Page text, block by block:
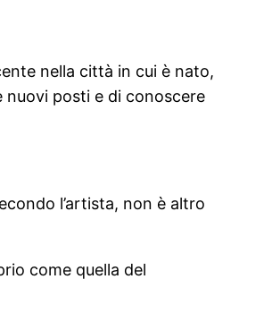
nella città in cui è nato,
nuovi posti e di conoscere
l’artista, non è altro
come quella del